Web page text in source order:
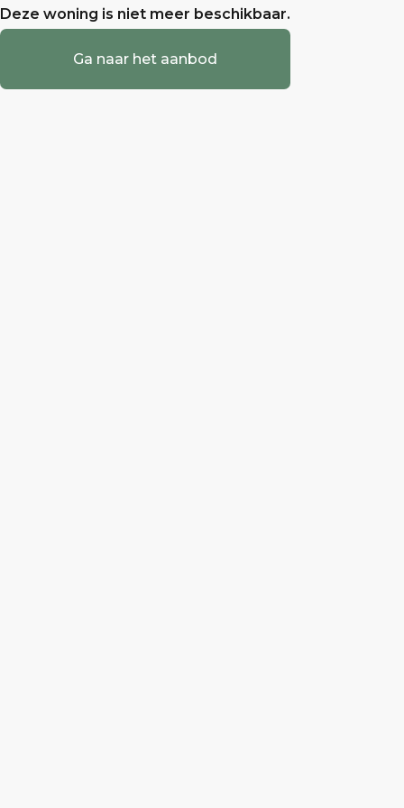
Deze woning is niet meer beschikbaar.
Ga naar het aanbod